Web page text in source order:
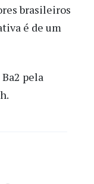
brasileiros
é de um
pela